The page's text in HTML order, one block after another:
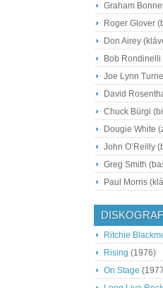
Graham
Roger Glover
Don Airey
Bob Rondinelli
Joe Lynn
David
Chuck Bürgi
Dougie White
John O’Reilly
Greg Smith
Paul Morris
Ritchie
Rising (1976)
On Stage